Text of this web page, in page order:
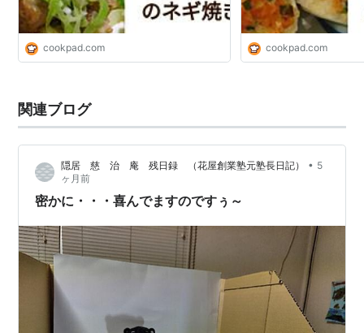
cookpad.com cookpad.com
関連ブログ
隠居 慈 治 庵 残日録 （花屋創業塾元塾長日記） • 5
ヶ月前
密かに・・・喜んでますのですぅ～